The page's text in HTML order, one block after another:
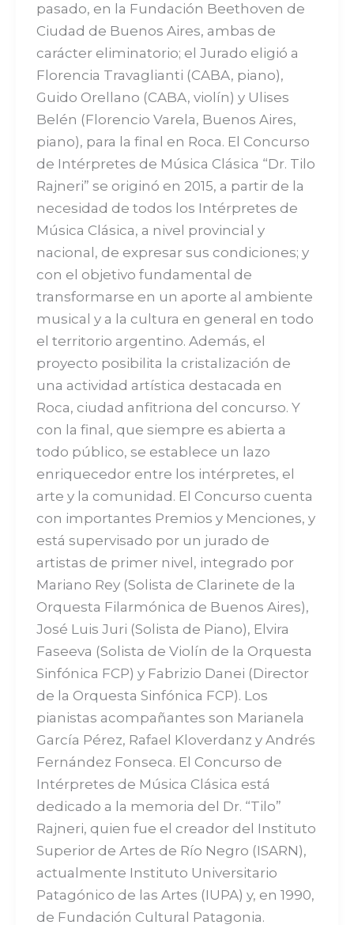
pasado, en la Fundación Beethoven de
Ciudad de Buenos Aires, ambas de
carácter eliminatorio; el Jurado eligió a
Florencia Travaglianti (CABA, piano),
Guido Orellano (CABA, violín) y Ulises
Belén (Florencio Varela, Buenos Aires,
piano), para la final en Roca. El Concurso
de Intérpretes de Música Clásica “Dr. Tilo
Rajneri” se originó en 2015, a partir de la
necesidad de todos los Intérpretes de
Música Clásica, a nivel provincial y
nacional, de expresar sus condiciones; y
con el objetivo fundamental de
transformarse en un aporte al ambiente
musical y a la cultura en general en todo
el territorio argentino. Además, el
proyecto posibilita la cristalización de
una actividad artística destacada en
Roca, ciudad anfitriona del concurso. Y
con la final, que siempre es abierta a
todo público, se establece un lazo
enriquecedor entre los intérpretes, el
arte y la comunidad. El Concurso cuenta
con importantes Premios y Menciones, y
está supervisado por un jurado de
artistas de primer nivel, integrado por
Mariano Rey (Solista de Clarinete de la
Orquesta Filarmónica de Buenos Aires),
José Luis Juri (Solista de Piano), Elvira
Faseeva (Solista de Violín de la Orquesta
Sinfónica FCP) y Fabrizio Danei (Director
de la Orquesta Sinfónica FCP). Los
pianistas acompañantes son Marianela
García Pérez, Rafael Kloverdanz y Andrés
Fernández Fonseca. El Concurso de
Intérpretes de Música Clásica está
dedicado a la memoria del Dr. “Tilo”
Rajneri, quien fue el creador del Instituto
Superior de Artes de Río Negro (ISARN),
actualmente Instituto Universitario
Patagónico de las Artes (IUPA) y, en 1990,
de Fundación Cultural Patagonia.